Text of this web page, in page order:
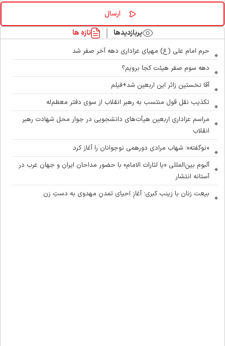
پربازدیدها تازه ها
حرم امام علی (ع) مهیای عزاداری دهه آخر صفر شد
دهه سوم صفر هیئت کجا برویم؟
آقا نخستین زائر این اربعین شد+فیلم
تکذیب نقل قول منتسب به رهبر انقلاب از سوی دفتر معظم‌له
مراسم عزاداری اربعین هیأت‌های دانشجویی در جوار محل شهادت رهبر
انقلاب
«نوگفته»؛ شهاب مرادی دورهمی نوجوانان را آغاز کرد
آلبوم بین‌المللی «یا لثارات الامام» با حضور مداحان ایران و جهان عرب در
آستانه انتشار
بیعت زنان با زینب کبری؛ آغازِ احیای تمدنِ مهدوی به دستِ زن